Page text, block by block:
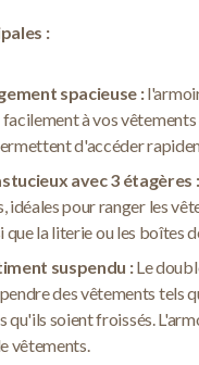
:
spacieuse :
à vos
d'accéder
avec 3 étagères :
idéales pour ranger les
que la literie ou les boîtes
suspendu :Le
des vêtements tels
qu'ils soient froissés.
vêtements.